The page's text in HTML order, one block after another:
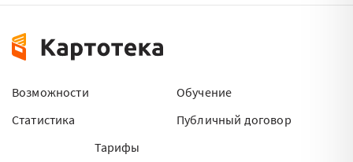
Возможности
Статистика
Тарифы
Обучение
Публичный договор